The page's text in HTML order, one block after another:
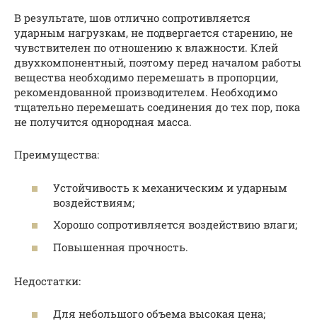
В результате, шов отлично сопротивляется
ударным нагрузкам, не подвергается старению, не
чувствителен по отношению к влажности. Клей
двухкомпонентный, поэтому перед началом работы
вещества необходимо перемешать в пропорции,
рекомендованной производителем. Необходимо
тщательно перемешать соединения до тех пор, пока
не получится однородная масса.
Преимущества:
Устойчивость к механическим и ударным
воздействиям;
Хорошо сопротивляется воздействию влаги;
Повышенная прочность.
Недостатки:
Для небольшого объема высокая цена;